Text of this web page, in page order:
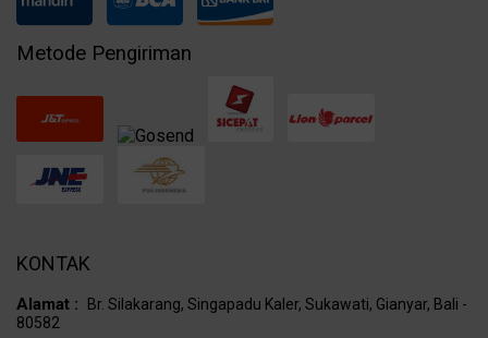
Metode Pengiriman
KONTAK
Alamat :
Br. Silakarang, Singapadu Kaler, Sukawati, Gianyar, Bali -
80582